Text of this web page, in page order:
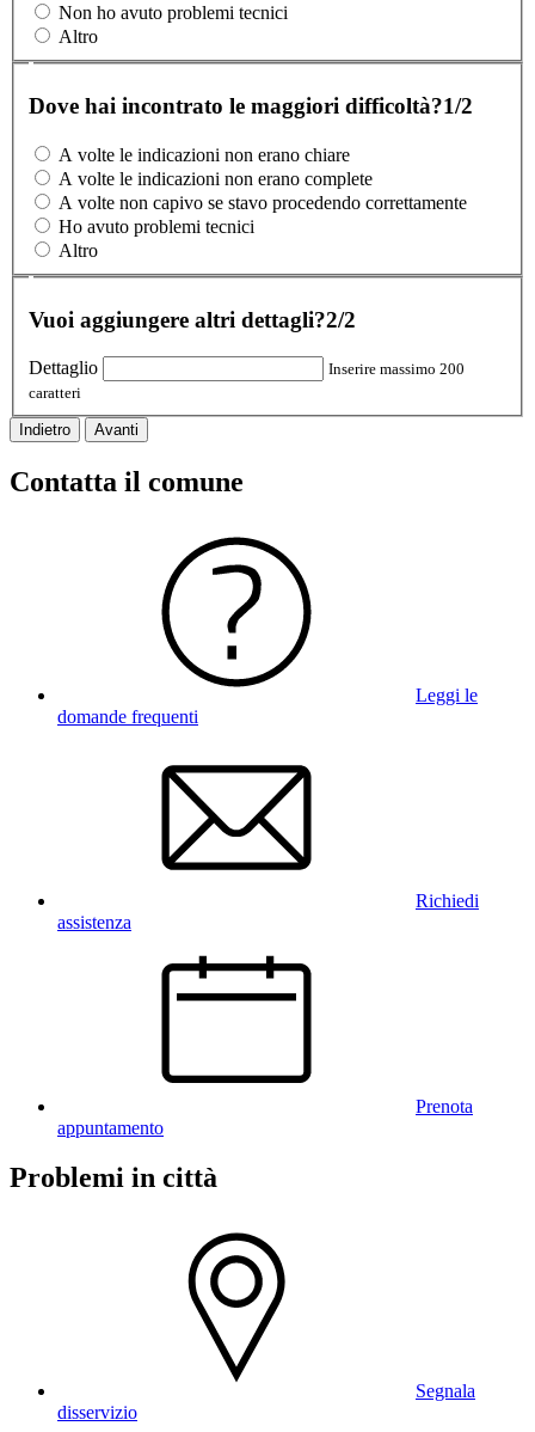
Non ho avuto problemi tecnici
Altro
Dove hai incontrato le maggiori difficoltà?1/2
A volte le indicazioni non erano chiare
A volte le indicazioni non erano complete
A volte non capivo se stavo procedendo correttamente
Ho avuto problemi tecnici
Altro
Vuoi aggiungere altri dettagli?2/2
Dettaglio
Inserire massimo 200
caratteri
Indietro Avanti
Contatta il comune
Leggi le
domande frequenti
Richiedi
assistenza
Prenota
appuntamento
Problemi in città
Segnala
disservizio